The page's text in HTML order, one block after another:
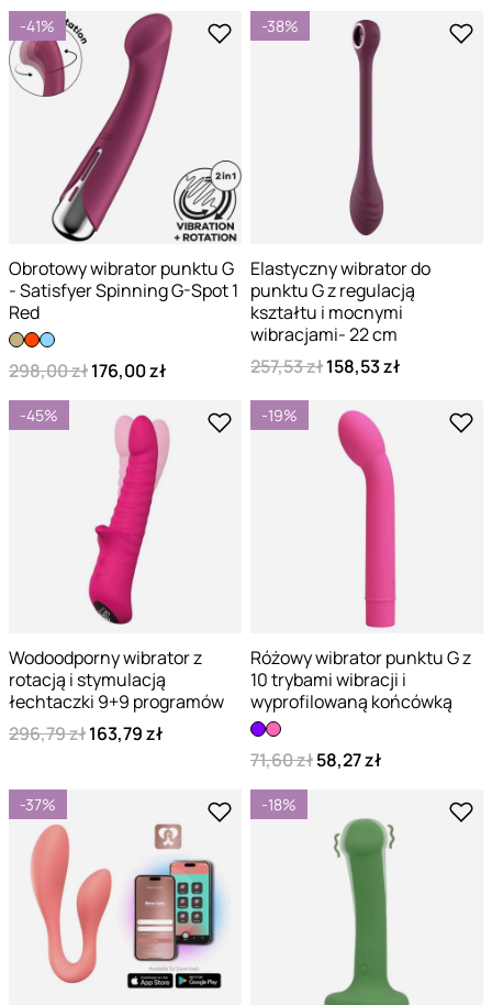
-41%
Obrotowy wibrator punktu G
- Satisfyer Spinning G-Spot 1
Red
298,00 zł176,00 zł
-38%
Elastyczny wibrator do
punktu G z regulacją
kształtu i mocnymi
wibracjami- 22 cm
257,53 zł158,53 zł
-45%
Wodoodporny wibrator z
rotacją i stymulacją
łechtaczki 9+9 programów
296,79 zł163,79 zł
-19%
Różowy wibrator punktu G z
10 trybami wibracji i
wyprofilowaną końcówką
71,60 zł58,27 zł
-37% -18%